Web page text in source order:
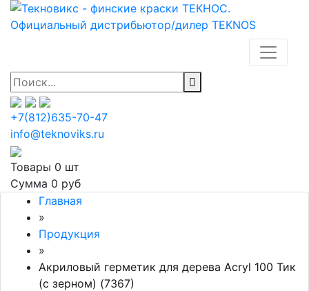
+7(812)635-70-47
info@teknoviks.ru
Товары 0 шт
Сумма 0 руб
Главная
»
Продукция
»
Акриловый герметик для дерева Acryl 100 Тик
(с зерном) (7367)